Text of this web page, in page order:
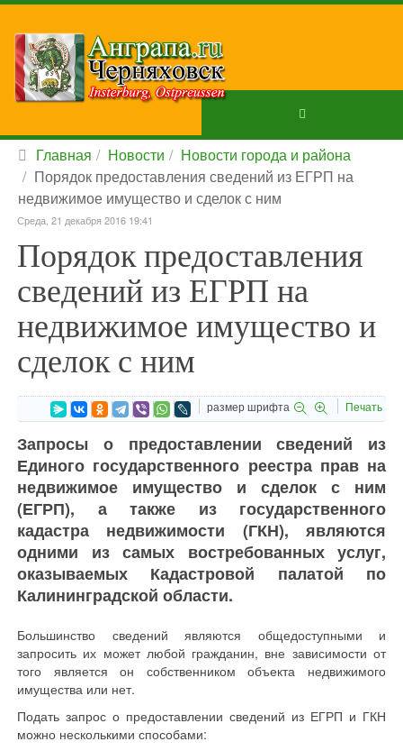
Главная Новости
Новости города и района
Порядок предоставления сведений из ЕГРП на
недвижимое имущество и сделок с ним
Среда, 21 декабря 2016 19:41
Порядок предоставления
сведений из ЕГРП на
недвижимое имущество и
сделок с ним
размер шрифта Печать
Запросы о предоставлении сведений из
Единого государственного реестра прав на
недвижимое имущество и сделок с ним
(ЕГРП), а также из государственного
кадастра недвижимости (ГКН), являются
одними из самых востребованных услуг,
оказываемых Кадастровой палатой по
Калининградской области.
Большинство сведений являются общедоступными и
запросить их может любой гражданин, вне зависимости от
того является он собственником объекта недвижимого
имущества или нет.
Подать запрос о предоставлении сведений из ЕГРП и ГКН
можно несколькими способами: